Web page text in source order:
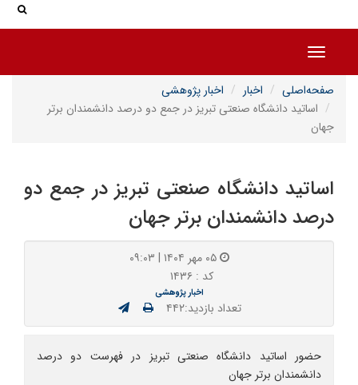
Toggle navigation
صفحه‌اصلی اخبار
اخبار پژوهشی
اساتید دانشگاه صنعتی تبریز در جمع دو درصد دانشمندان برتر
جهان
اساتید دانشگاه صنعتی تبریز در جمع دو
درصد دانشمندان برتر جهان
۰۵ مهر ۱۴۰۴ | ۰۹:۰۳
کد : ۱۴۳۶
اخبار پژوهشی
تعداد بازدید:۴۴۲
حضور اساتید دانشگاه صنعتی تبریز در فهرست دو درصد
دانشمندان برتر جهان